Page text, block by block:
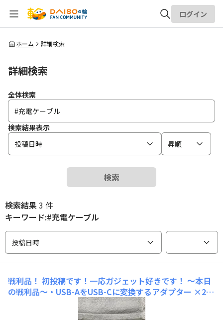
全体検索
ログイン
ホーム 詳細検索
詳細検索
全体検索
検索結果表示
投稿日時
昇順
検索
検索結果3 件
キーワード:#充電ケーブル
投稿日時
戦利品！ 初投稿です！一応ガジェット好きです！ 〜本日
の戦利品〜・USB-AをUSB-Cに変換するアダプター ×2(J
ANコード 4549131598858) 110円(税込)・60W PD対応 U
SB-C to USB-Cケーブル(JANコード 4560348443953) 22